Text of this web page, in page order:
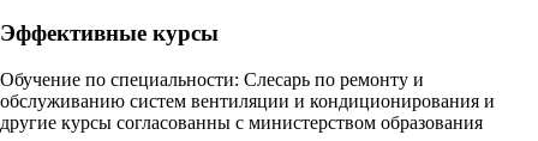
Эффективные курсы
Обучение по специальности: Слесарь по ремонту и
обслуживанию систем вентиляции и кондиционирования и
другие курсы согласованны с министерством образования